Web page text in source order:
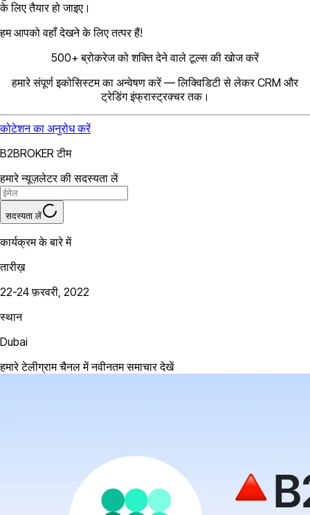
के लिए तैयार हो जाइए।
हम आपको वहाँ देखने के लिए तत्पर हैं!
500+ ब्रोकरेज को शक्ति देने वाले टूल्स की खोज करें
हमारे संपूर्ण इकोसिस्टम का अन्वेषण करें — लिक्विडिटी से लेकर CRM और
ट्रेडिंग इंफ्रास्ट्रक्चर तक।
कोटेशन का अनुरोध करें
B2BROKER टीम
हमारे न्यूज़लेटर की सदस्यता लें
सदस्यता लें
कार्यक्रम के बारे में
तारीख़
22-24 फ़रवरी, 2022
स्थान
Dubai
हमारे टेलीग्राम चैनल में नवीनतम समाचार देखें